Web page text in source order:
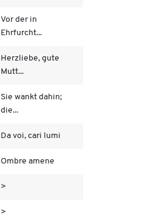
Vor der in
Ehrfurcht...
Herzliebe, gute
Mutt...
Sie wankt dahin;
die...
Da voi, cari lumi
Ombre amene
>
>